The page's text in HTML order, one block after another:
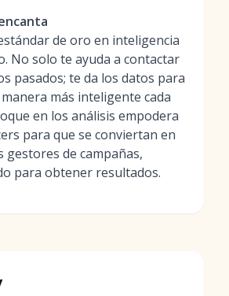
de oro en inteligencia
No solo te ayuda a contactar
pasados; te da los datos para
más inteligente cada
en los análisis empodera
para que se conviertan en
gestores de campañas,
para obtener resultados.